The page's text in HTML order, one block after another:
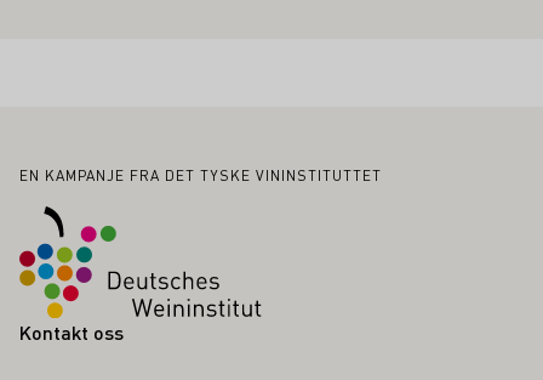
Bunntekst
EN KAMPANJE FRA DET TYSKE VININSTITUTTET
Kontakt oss